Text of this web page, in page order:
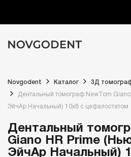
Novgodent Каталог 3Д
Дентальный томограф NewTom
ЭйчАр Начальный) 10x8 с цефалостатом
Дентальный
Giano HR Prime
ЭйчАр Начальный)